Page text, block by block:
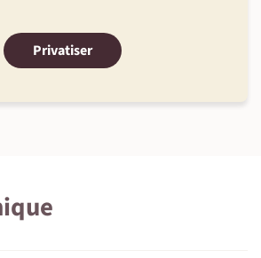
Privatiser